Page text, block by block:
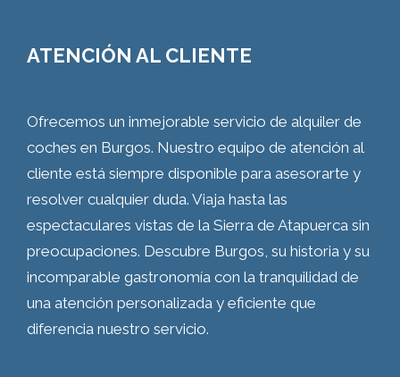
ATENCIÓN AL CLIENTE
Ofrecemos un inmejorable servicio de alquiler de
coches en Burgos. Nuestro equipo de atención al
cliente está siempre disponible para asesorarte y
resolver cualquier duda. Viaja hasta las
espectaculares vistas de la Sierra de Atapuerca sin
preocupaciones. Descubre Burgos, su historia y su
incomparable gastronomía con la tranquilidad de
una atención personalizada y eficiente que
diferencia nuestro servicio.